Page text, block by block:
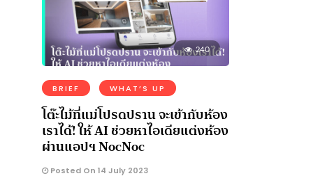
240
BRIEF WHAT’S UP
โต๊ะไม้ที่แม่โปรดปราน จะเข้ากับห้อง
เราได้! ให้ AI ช่วยหาไอเดียแต่งห้อง
ผ่านแอปฯ NocNoc
Posted On 14 July 2023